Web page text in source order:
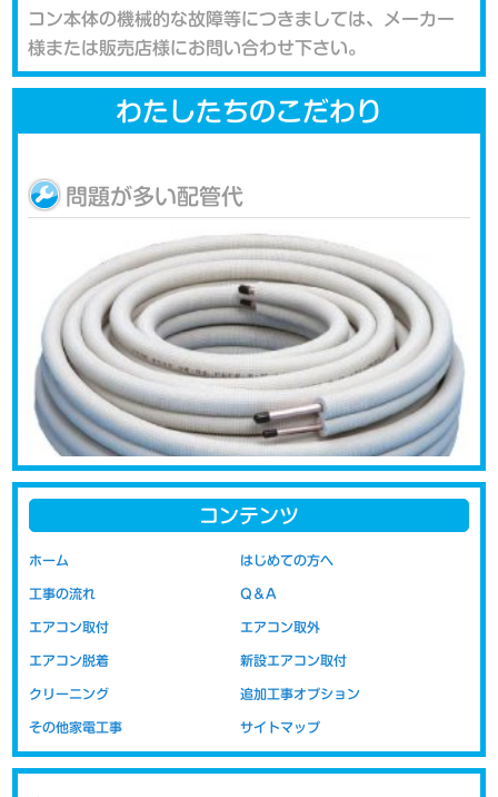
コン本体の機械的な故障等につきましては、メーカー
様または販売店様にお問い合わせ下さい。
わたしたちのこだわり
問題が多い配管代
エアコンの取り付けの際に問題になるのが配管代です。新品をご購
れておりません。新品取り付け工事には取り付けに必要な配管など
の部材代が含まれています。移設の場合の取り付け工事代は以前の
ますので、工賃のみの金額表示となっております。部材代を含まな
いので新設時より安価にお取り付けが可能です。
め
コンテンツ
ホーム はじめての方へ
工事の流れ Q＆A
エアコン取付 エアコン取外
エアコン脱着 新設エアコン取付
クリーニング 追加工事オプション
その他家電工事 サイトマップ